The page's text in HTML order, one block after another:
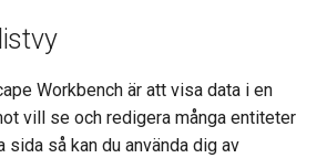
Workbench är att visa data i en
vill se och redigera många entiteter
sida så kan du använda dig av